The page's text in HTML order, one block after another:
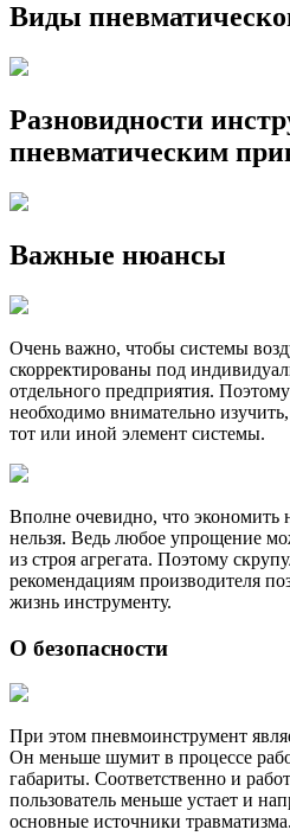
Виды
Разновидности
пневматическим
Важные нюансы
Очень важно, чтобы системы
скорректированы под
отдельного предприятия.
необходимо внимательно изучить,
тот или иной элемент системы.
Вполне очевидно, что экономить
нельзя. Ведь любое упрощение
из строя агрегата. Поэтому
рекомендациям производителя
жизнь инструменту.
О безопасности
При этом пневмоинструмент
Он меньше шумит в процессе
габариты. Соответственно и
пользователь меньше устает и
основные источники травматизма.